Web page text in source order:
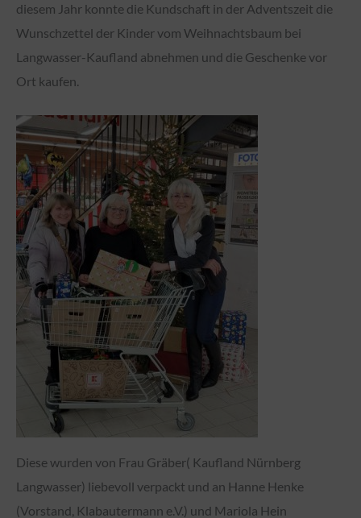
diesem Jahr konnte die Kundschaft in der Adventszeit die
Wunschzettel der Kinder vom Weihnachtsbaum bei
Langwasser-Kaufland abnehmen und die Geschenke vor
Ort kaufen.
Diese wurden von Frau Gräber( Kaufland Nürnberg
Langwasser) liebevoll verpackt und an Hanne Henke
(Vorstand, Klabautermann e.V.) und Mariola Hein